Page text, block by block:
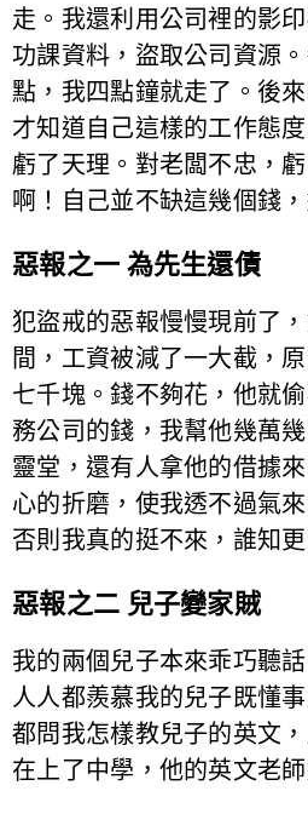
走。我還利用公司裡的影
功課資料，盜取公司資源
點，我四點鐘就走了。後
才知道自己這樣的工作態
虧了天理。對老闆不忠，
啊！自己並不缺這幾個錢
惡報之一 為先生還債
犯盜戒的惡報慢慢現前了
間，工資被減了一大截，
七千塊。錢不夠花，他就
務公司的錢，我幫他幾萬
靈堂，還有人拿他的借據
心的折磨，使我透不過氣
否則我真的挺不來，誰知
惡報之二 兒子變家賊
我的兩個兒子本來乖巧聽
人人都羨慕我的兒子既懂
都問我怎樣教兒子的英文
在上了中學，他的英文老